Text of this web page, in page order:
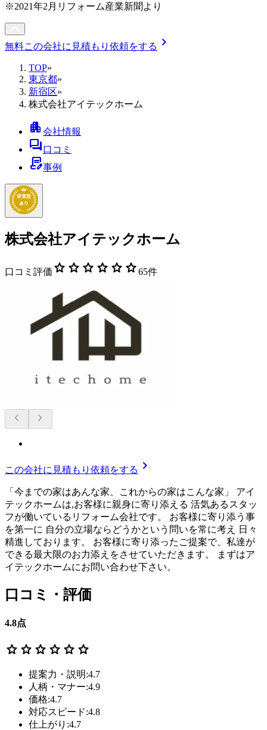
※2021年2月リフォーム産業新聞より
無料この会社に見積もり依頼をする chevron_right
TOP»
東京都»
新宿区»
株式会社アイテックホーム
apartment会社情報
forum口コミ
contract_edit事例
株式会社アイテックホーム
口コミ評価 star star star star star star65件
chevron_left chevron_right
この会社に見積もり依頼をする chevron_right
「今までの家はあんな家、これからの家はこんな家」 アイ
テックホームは,お客様に親身に寄り添える 活気あるスタッ
フが働いているリフォーム会社です。 お客様に寄り添う事
を第一に 自分の立場ならどうかという問いを常に考え 日々
精進しております。 お客様に寄り添ったご提案で、私達が
できる最大限のお力添えをさせていただきます。 まずはア
イテックホームにお問い合わせ下さい。
口コミ・評価
4.8点
star star star star star star
提案力・説明:4.7
人柄・マナー:4.9
価格:4.7
対応スピード:4.8
仕上がり:4.7